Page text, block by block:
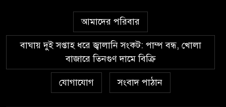
Kako sam otkrio Lolajack
Casino – osobno iskustvo od
prve prijave do isplate
Westace Casino vs Ostala
Popularna Online Kazina:
Koja je Bolja Opcija?
আমাদের পরিবার
বাঘায় দুই সপ্তাহ ধরে জ্বালানি সংকট: পাম্প বন্ধ, খোলা
বাজারে তিনগুণ দামে বিক্রি
যোগাযোগ সংবাদ পাঠান